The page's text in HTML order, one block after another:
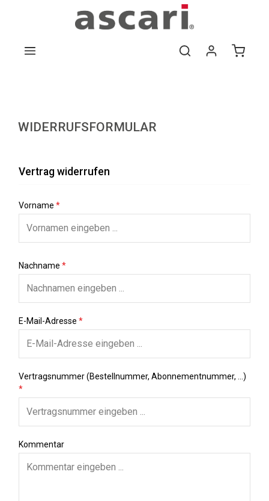
Zum Hauptinhalt springen
WIDERRUFSFORMULAR
Vertrag widerrufen
Vorname *
Nachname *
E-Mail-Adresse *
Vertragsnummer (Bestellnummer, Abonnementnummer, ...)
*
Kommentar